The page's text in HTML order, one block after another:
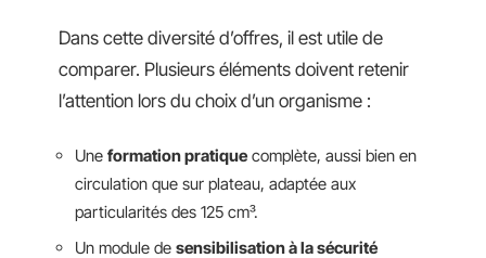
Dans cette diversité d’offres, il est utile de
comparer. Plusieurs éléments doivent retenir
l’attention lors du choix d’un organisme :
Une formation pratique complète, aussi bien en
circulation que sur plateau, adaptée aux
particularités des 125 cm³.
Un module de sensibilisation à la sécurité